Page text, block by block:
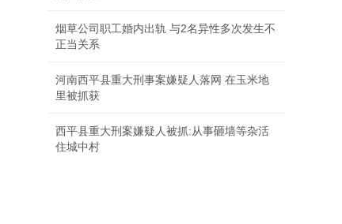
烟草公司职工婚内出轨 与2名异性多次发生不
正当关系
河南西平县重大刑事案嫌疑人落网 在玉米地
里被抓获
西平县重大刑案嫌疑人被抓:从事砸墙等杂活
住城中村